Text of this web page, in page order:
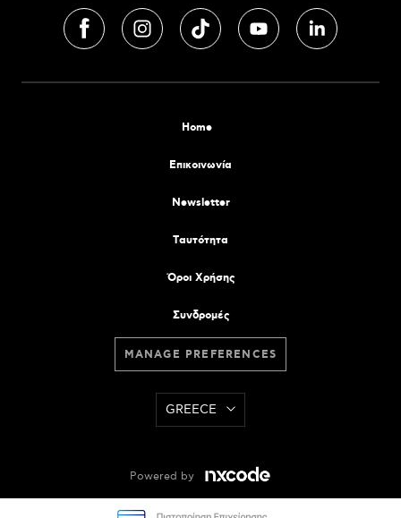
Home
Επικοινωνία
Newsletter
Tαυτότητα
Όροι Χρήσης
Συνδρομές
MANAGE PREFERENCES
GREECE
Powered by